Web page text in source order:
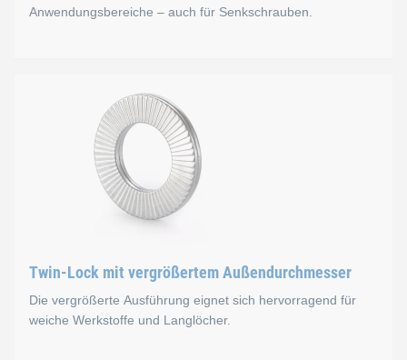
Anwendungsbereiche – auch für Senkschrauben.
Twin-Lock mit Standard-
Die Twin-Lock Standard‑Ausführung eignet sich für
Werkstoffe
Edelstahl AISI 316 gemäß EN 10088 – 1.4404,
Oberflächenbeschichtung bei
Twin-Lock mit vergrößertem Außendurchmesser
Die vergrößerte Ausführung eignet sich hervorragend für
weiche Werkstoffe und Langlöcher.